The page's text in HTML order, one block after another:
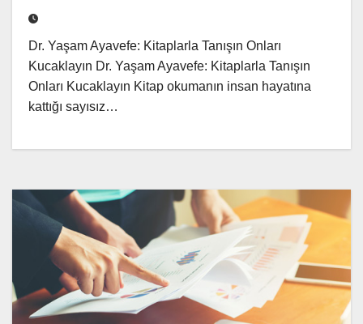
Dr. Yaşam Ayavefe: Kitaplarla Tanışın Onları
Kucaklayın Dr. Yaşam Ayavefe: Kitaplarla Tanışın
Onları Kucaklayın Kitap okumanın insan hayatına
kattığı sayısız…